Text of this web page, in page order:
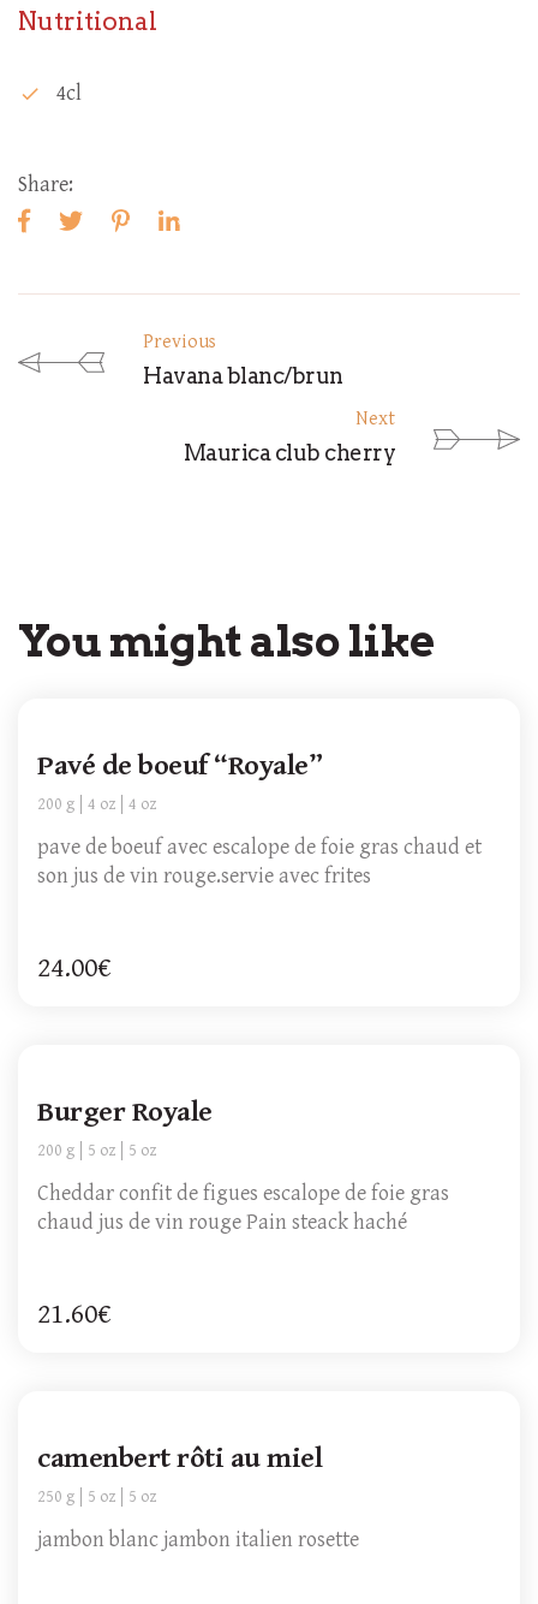
Nutritional
check 4cl
Share:
Previous
Havana blanc/brun
Next
Maurica club cherry
You might also like
Pavé de boeuf “Royale”
200 g 4 oz 4 oz
pave de boeuf avec escalope de foie gras chaud et
son jus de vin rouge.servie avec frites
24.00€
Burger Royale
200 g 5 oz 5 oz
Cheddar confit de figues escalope de foie gras
chaud jus de vin rouge Pain steack haché
21.60€
camenbert rôti au miel
250 g 5 oz 5 oz
jambon blanc jambon italien rosette